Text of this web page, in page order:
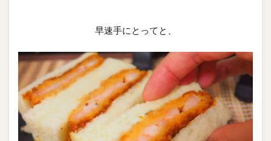
早速手にとってと、